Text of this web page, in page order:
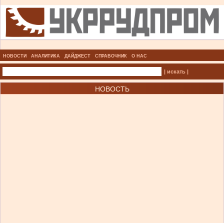
НОВОСТИ АНАЛИТИКА ДАЙДЖЕСТ СПРАВОЧНИК О НАС
| искать |
НОВОСТЬ